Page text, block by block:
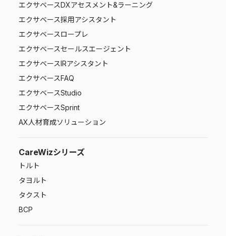
エクサベースDXアセスメント&ラーニング
エクサベース採用アシスタント
エクサベースロープレ
エクサベースセールスエージェント
エクサベースIRアシスタント
エクサベースFAQ
エクサベースStudio
エクサベースSprint
AX人材育成ソリューション
CareWizシリーズ
トルト
タヨルト
タクスト
BCP